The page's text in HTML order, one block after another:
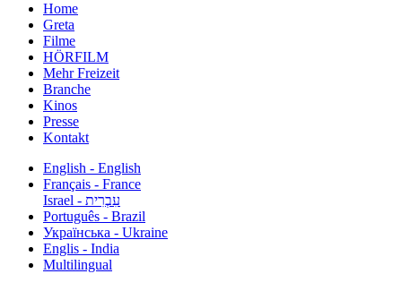
Home
Greta
Filme
HÖRFILM
Mehr Freizeit
Branche
Kinos
Presse
Kontakt
English - English
Français - France
עִבְרִית - Israel
Português - Brazil
Українська - Ukraine
Englis - India
Multilingual